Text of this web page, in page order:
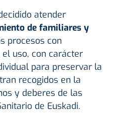
atender
de familiares y
procesos con
uso, con carácter
para preservar la
recogidos en la
y deberes de las
de Euskadi.